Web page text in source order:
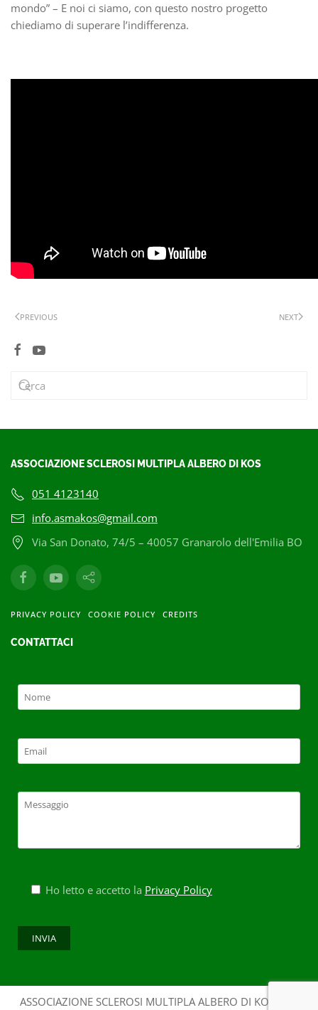
mondo” – E noi ci siamo, con questo nostro progetto
chiediamo di superare l’indifferenza.
PREVIOUS NEXT
ASSOCIAZIONE SCLEROSI MULTIPLA ALBERO DI KOS
051 4123140
info.asmakos@gmail.com
Via San Donato, 74/5 – 40057 Granarolo dell'Emilia BO
PRIVACY POLICY COOKIE POLICY CREDITS
CONTATTACI
Ho letto e accetto la Privacy Policy
ASSOCIAZIONE SCLEROSI MULTIPLA ALBERO DI KOS - CF: